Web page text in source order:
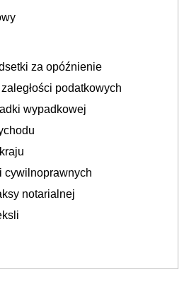
za opóźnienie
podatkowych
wypadkowej
cywilnoprawnych
notarialnej